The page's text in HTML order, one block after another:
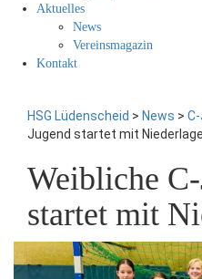
Aktuelles
News
Vereinsmagazin
Kontakt
HSG Lüdenscheid > News >
Jugend startet mit Niederlage
Weibliche
startet mit